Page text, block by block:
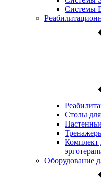
Системы
Столы
Комплект
Оборудование